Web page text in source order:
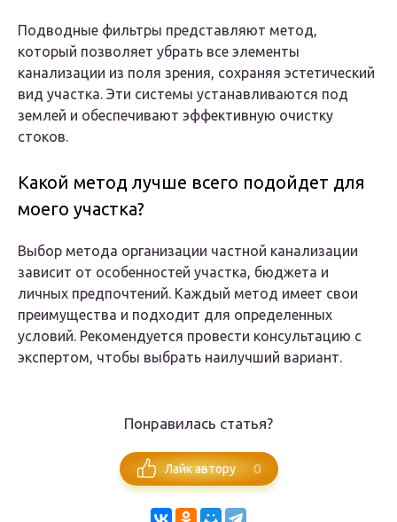
Подводные фильтры представляют метод,
который позволяет убрать все элементы
канализации из поля зрения, сохраняя эстетический
вид участка. Эти системы устанавливаются под
землей и обеспечивают эффективную очистку
стоков.
Какой метод лучше всего подойдет для
моего участка?
Выбор метода организации частной канализации
зависит от особенностей участка, бюджета и
личных предпочтений. Каждый метод имеет свои
преимущества и подходит для определенных
условий. Рекомендуется провести консультацию с
экспертом, чтобы выбрать наилучший вариант.
Понравилась статья?
Лайк автору 0